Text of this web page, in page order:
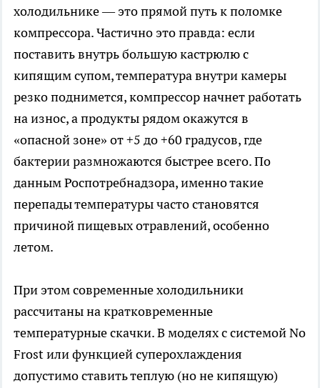
холодильнике — это прямой путь к поломке
компрессора. Частично это правда: если
поставить внутрь большую кастрюлю с
кипящим супом, температура внутри камеры
резко поднимется, компрессор начнет работать
на износ, а продукты рядом окажутся в
«опасной зоне» от +5 до +60 градусов, где
бактерии размножаются быстрее всего. По
данным Роспотребнадзора, именно такие
перепады температуры часто становятся
причиной пищевых отравлений, особенно
летом.
При этом современные холодильники
рассчитаны на кратковременные
температурные скачки. В моделях с системой No
Frost или функцией суперохлаждения
допустимо ставить теплую (но не кипящую)